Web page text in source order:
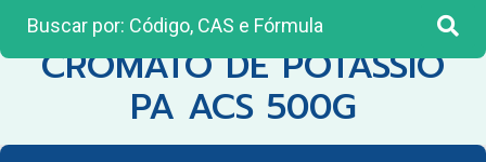
CATEGORIA:REAGENTES ANALÍTICOS
CROMATO DE POTASSIO
PA ACS 500G